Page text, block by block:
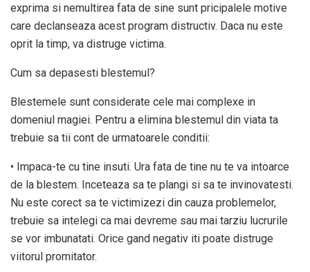
exprima si nemultirea fata de sine sunt pricipalele motive
care declanseaza acest program distructiv. Daca nu este
oprit la timp, va distruge victima.
Cum sa depasesti blestemul?
Blestemele sunt considerate cele mai complexe in
domeniul magiei. Pentru a elimina blestemul din viata ta
trebuie sa tii cont de urmatoarele conditii:
• Impaca-te cu tine insuti. Ura fata de tine nu te va intoarce
de la blestem. Inceteaza sa te plangi si sa te invinovatesti.
Nu este corect sa te victimizezi din cauza problemelor,
trebuie sa intelegi ca mai devreme sau mai tarziu lucrurile
se vor imbunatati. Orice gand negativ iti poate distruge
viitorul promitator.